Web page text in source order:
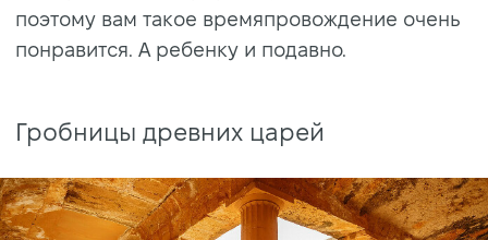
поэтому вам такое времяпровождение очень
понравится. А ребенку и подавно.
Гробницы древних царей